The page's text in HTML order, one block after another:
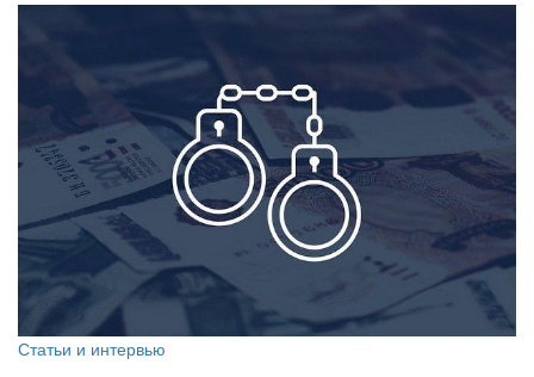
Статьи и интервью